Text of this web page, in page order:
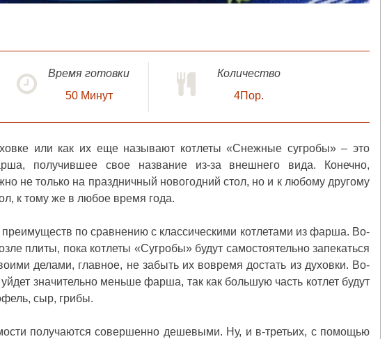
Время готовки
50 Минут
Количество
4Пор.
или как их еще называют котлеты «Снежные сугробы» – это
получившее свое название из-за внешнего вида. Конечно,
не только на праздничный новогодний стол, но и к любому другому
к тому же в любое время года.
преимуществ по сравнению с классическими котлетами из фарша. Во-
плиты, пока котлеты «Сугробы» будут самостоятельно запекаться
делами, главное, не забыть их вовремя достать из духовки. Во-
значительно меньше фарша, так как большую часть котлет будут
сыр, грибы.
получаются совершенно дешевыми. Ну, и в-третьих, с помощью